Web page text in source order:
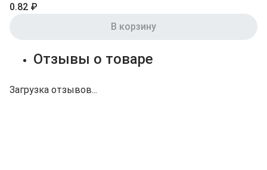
0.82 ₽
В корзину
Отзывы о товаре
Загрузка отзывов...